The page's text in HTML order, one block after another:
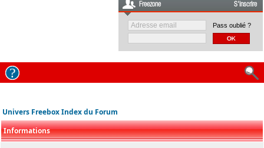
Freezone S'inscrire
Pass oublié ?
Univers Freebox Index du Forum
Informations